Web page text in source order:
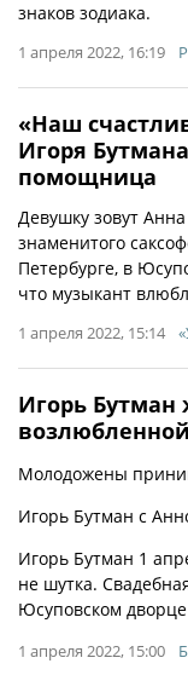
знаков зодиака.
1 апреля 2022, 16:19
«Наш
Игоря
помощница
Девушку зовут
знаменитого
Петербурге, в
что музыкант
1 апреля 2022, 15:14
Игорь Бутман
возлюбленной
Молодожены
Игорь Бутман с
Игорь Бутман 1
не шутка.
Юсуповском
1 апреля 2022, 15:00